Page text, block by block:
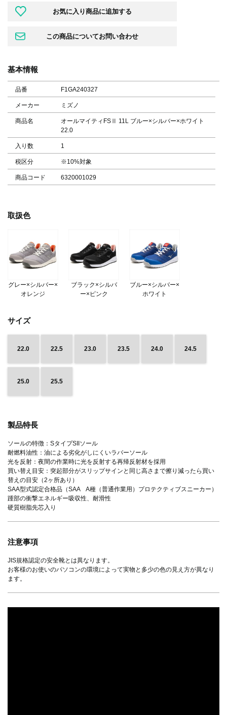
基本情報
品番 F1GA240327
メーカー ミズノ
商品名
オールマイティFSⅡ 11L ブルー×シルバー×ホワイト
22.0
入り数 1
税区分 ※10%対象
商品コード 6320001029
取扱色
グレー×シルバー×
オレンジ
ブラック×シルバ
ー×ピンク
ブルー×シルバー×
ホワイト
サイズ
22.0 22.5 23.0 23.5 24.0 24.5
25.0 25.5
製品特長
ソールの特徴：SタイプSIIソール
耐燃料油性：油による劣化がしにくいラバーソール
光を反射：夜間の作業時に光を反射する再帰反射材を採用
買い替え目安：突起部分がスリップサインと同じ高さまで擦り減ったら買い
替えの目安（2ヶ所あり）
SAA型式認定合格品（SAA A種（普通作業用）プロテクティブスニーカー）
踵部の衝撃エネルギー吸収性、耐滑性
硬質樹脂先芯入り
注意事項
JIS規格認定の安全靴とは異なります。
お客様のお使いのパソコンの環境によって実物と多少の色の見え方が異なり
ます。